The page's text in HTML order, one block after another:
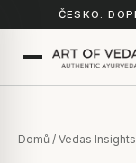
ČESKO:
Domů / Vedas Insights